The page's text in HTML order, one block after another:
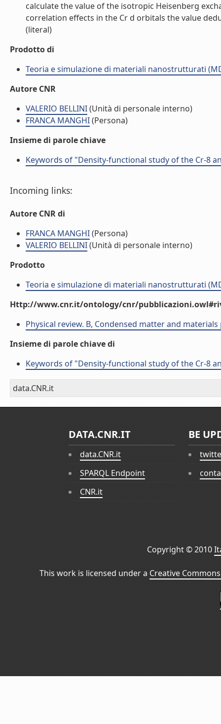
calculate the value of the isotropic Heisenberg
correlation effects in the Cr d orbitals the value
(literal)
Prodotto di
Teoria e simulazione di materiali nanostrutturati
Autore CNR
VALERIO BELLINI(Unità di personale interno)
FRANCA MANGHI(Persona)
Insieme di parole chiave
Keywords of "Density-functional study of the Cr-8
Incoming links:
Autore CNR di
FRANCA MANGHI(Persona)
VALERIO BELLINI(Unità di personale interno)
Prodotto
Teoria e simulazione di materiali nanostrutturati
Http://www.cnr.it/ontology/cnr/
Physical review. B, Condensed matter and materials
Insieme di parole chiave di
Keywords of "Density-functional study of the Cr-8
data.CNR.it
DATA.CNR.IT
data.CNR.it
SPARQL Endpoint
CNR.it
BE
Copyright © 2010
This work is licensed under a Creative